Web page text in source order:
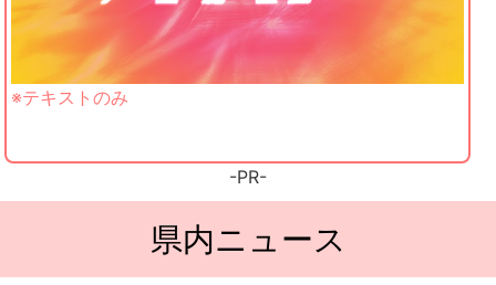
※テキストのみ
-PR-
県内ニュース